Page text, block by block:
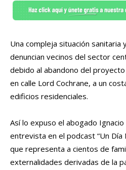
Una compleja situación sanitaria
denuncian vecinos del sector
debido al abandono del
en calle Lord Cochrane, a un
edificios residenciales.
Así lo expuso el abogado
entrevista en el podcast “Un Día
que representa a cientos de
externalidades derivadas de la